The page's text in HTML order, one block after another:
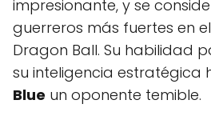
impresionante, y se
guerreros más fuertes en
Dragon Ball. Su habilidad
su inteligencia estratégica
Blue un oponente temible.